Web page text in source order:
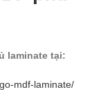
laminate tại:
mdf-laminate/